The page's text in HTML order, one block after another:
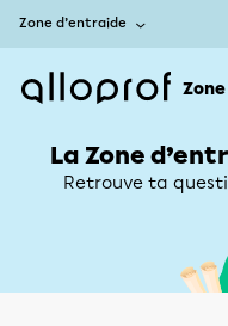
Zone d’entraide
La Zone
Retrouve ta